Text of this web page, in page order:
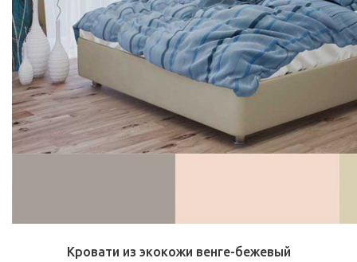
Кровати из экокожи венге-бежевый